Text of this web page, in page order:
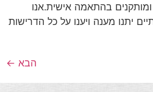
בהתאמה אישית.אנו
יתנו מענה ויענו על כל הדרישות
הבא ←